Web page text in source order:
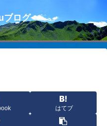
ブログ
はてブ